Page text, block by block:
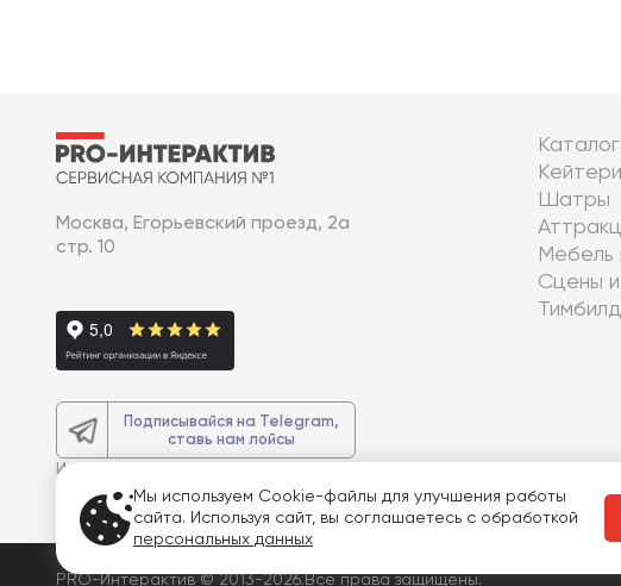
Москва, Егорьевский проезд, 2а
стр. 10
Подписывайся на Telegram,
ставь нам лойсы
И получите
Каталог
Шатры
Мебель
Сцены
PRO-Интерактив © 2013-2026. Все права защищены.
Мы используем Cookie-файлы для улучшения работы
сайта. Используя сайт, вы соглашаетесь с обработкой
персональных данных